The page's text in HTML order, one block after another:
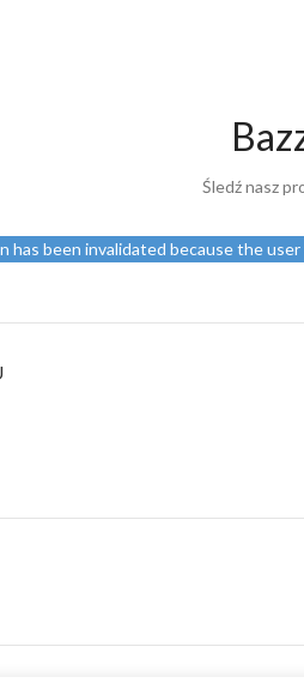
Śledź nasz
has been invalidated because the